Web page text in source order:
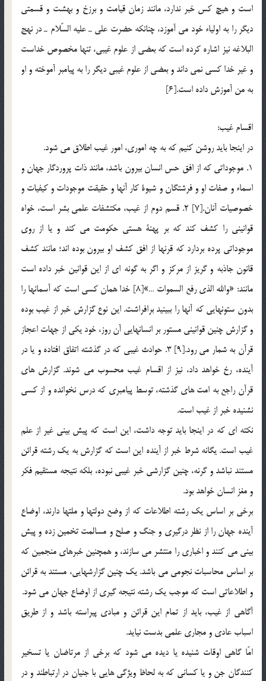
است و هيچ كس خبر ندارد، مانند زمان قيامت و برزخ و بهشت و قسمتي
ديگر را به اولياء خود مي آموزد، چنانكه حضرت علي ـ عليه السّلام ـ در نهج
البلاغه نيز اشاره كرده است كه بعضي از علوم غيبي، تنها مخصوص خداست
و غير خدا كسي نمي داند و بعضي از علوم غيبي ديگر را به پيامبر آموخته و او
به من آموزش داده است.[6]
اقسام غيب:
در اينجا بايد روشن كنيم كه به چه اموري، امور غيب اطلاق مي شود.
1. موجوداتي كه از افق حس انسان بيرون باشد، مانند ذات پروردگار جهان و
اسماء و صفات او و فرشتگان و شيوة كار آنها و حقيقت موجودات و كيفيات و
خصوصيات آنان.[7] 2. قسم دوم از غيب، مكتشفات علمي بشر است، خواه
قوانيني را كشف كند كه بر پهنة هستي حكومت مي كند و يا از روي
موجوداتي پرده بردارد كه قرنها از افق كشف او بيرون بوده اند؛ مانند كشف
قانون جاذبه و گريز از مركز و اگر به گونه اي از اين قوانين خبر داده است
مانند: «والله الذي رفع السموات …»[8] خدا همان كسي است كه آسمانها را
بدون ستونهايي كه آنها را ببينيد برافراشت. اين نوع گزارش خبر از غيب بوده
و گزارش چنين قوانيني مستور بر انسانهايي آن روز، خود يكي از جهات اعجاز
قرآن به شمار مي رود.[9] 3. حوادث غيبي كه در گذشته اتفاق افتاده و يا در
آينده، رخ خواهد داد، نيز از اقسام غيب محسوب مي شوند. گزارش هاي
قرآن راجع به امت هاي گذشته، توسط پيامبري كه درس نخوانده و از كسي
نشنيده خبر از غيب است.
نكته اي كه در اينجا بايد توجه داشت، اين است كه پيش بيني غير از علم
غيب است. يگانه شرط خبر از آينده اين است كه گزارش به يك رشته قرائن
مستند نباشد و گرنه، چنين گزارشي خبر غيبي نبوده، بلكه نتيجه مستقيم فكر
و مغز انسان خواهد بود.
برخي بر اساس يك رشته اطلاعات كه از وضع دولتها و ملتها دارند، اوضاع
آينده جهان را از نظر درگيري و جنگ و صلح و مسالمت تخمين زده و پيش
بيني مي كنند و اخباري را منتشر مي سازند، و همچنين خبرهاي منجمين كه
بر اساس محاسبات نجومي مي باشد. يك چنين گزارشهايي، مستند به قرائن
و اطلاعاتي است كه موجب يك رشته نتيجه گيري از اوضاع جهان مي شود.
آگاهي از غيب، بايد از تمام اين قرائن و مبادي پيراسته باشد و از طريق
اسباب عادي و مجاري علمي بدست نيايد.
امّا گاهي اوقات شنيده يا ديده مي شود كه برخي از مرتاضان يا تسخير
كنندگان جن و يا كساني كه به لحاظ ويژگي هايي با جنيان در ارتباطند و در